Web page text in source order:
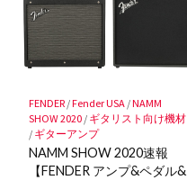
FENDER/Fender USA/NAMM
SHOW 2020/ ギタリスト向け機材
/ ギターアンプ
NAMM SHOW 2020速報
【FENDER アンプ&ペダル&